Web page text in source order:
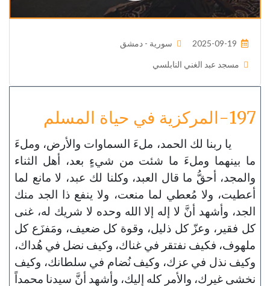
2025-09-19 سورية - دمشق
مسجد عبد الغني النابلسي
197-المركزية في حياة المسلم
يا ربنا لك الحمد، ملءَ السماوات والأرض، وملءَ
ما بينهما وملءَ ما شئت من شيءٍ بعد، أهل الثناء
والمجد، أحقُّ ما قال العبد، وكلنا لك عبد، لا مانع لما
أعطيت، ولا مُعطي لما منعت، ولا ينفع ذا الجد منك
الجد، وأشهد أنَّ لا إله إلا الله وحده لا شريك له، غنى
كل فقير، وعزّ كل ذليل، وقوة كل ضعيف، ومَفزَع كل
ملهوف، فكيف نفتقر في غناك، وكيف نضل في هُداك،
وكيف نذل في عزك، وكيف نُضام في سلطانك، وكيف
نخشى غيرك، والأمر كله إليك، وأشهد أنَّ سيدنا محمداً